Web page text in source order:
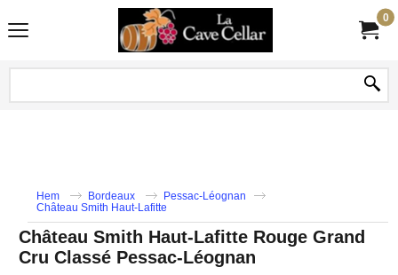
0
Hem Bordeaux
Pessac-Léognan
Château Smith Haut-Lafitte
Château Smith Haut-Lafitte Rouge Grand
Cru Classé Pessac-Léognan